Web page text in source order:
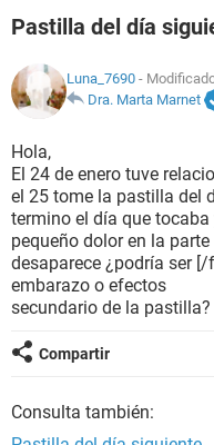
NUTRICIÓN
BIENESTAR
SEXUALIDAD
GLOSARIO
Pastilla del día
Luna_7690 -
Dra. Marta Marnet
Hola,
El 24 de enero tuve
el 25 tome la pastilla del
termino el día que
pequeño dolor en la
desaparece ¿podría ser
embarazo o efectos
secundario de la pastilla?
Compartir
Consulta también: